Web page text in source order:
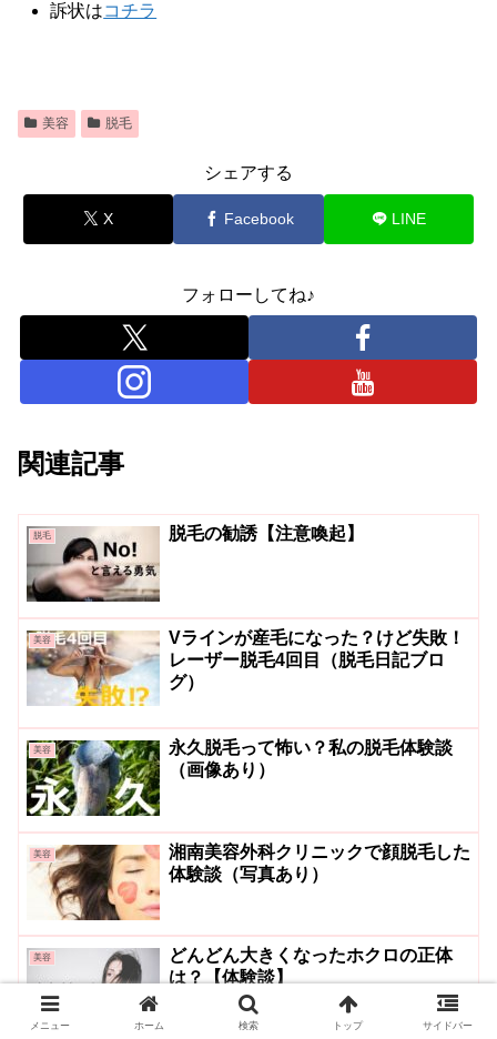
訴状はコチラ
美容 脱毛
シェアする
X Facebook LINE
フォローしてね♪
関連記事
脱毛 脱毛の勧誘【注意喚起】
美容
Vラインが産毛になった？けど失敗！
レーザー脱毛4回目（脱毛日記ブロ
グ）
美容
永久脱毛って怖い？私の脱毛体験談
（画像あり）
美容
湘南美容外科クリニックで顔脱毛した
体験談（写真あり）
美容
どんどん大きくなったホクロの正体
は？【体験談】
メニュー ホーム 検索 トップ サイドバー